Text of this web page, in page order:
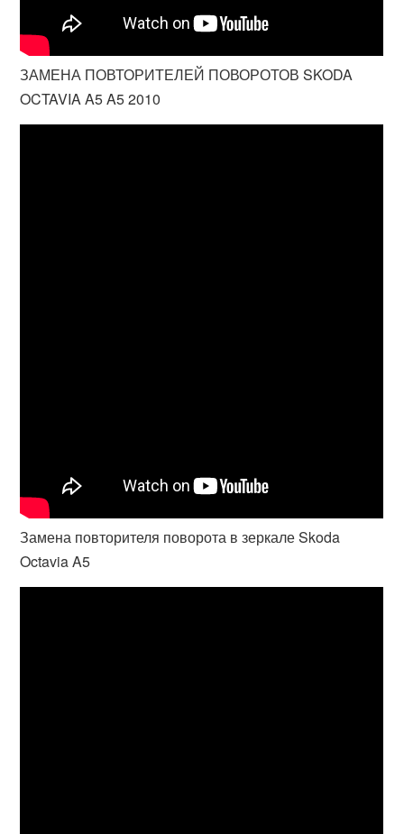
ЗАМЕНА ПОВТОРИТЕЛЕЙ ПОВОРОТОВ SKODA
OCTAVIA A5 A5 2010
Замена повторителя поворота в зеркале Skoda
Octavia A5